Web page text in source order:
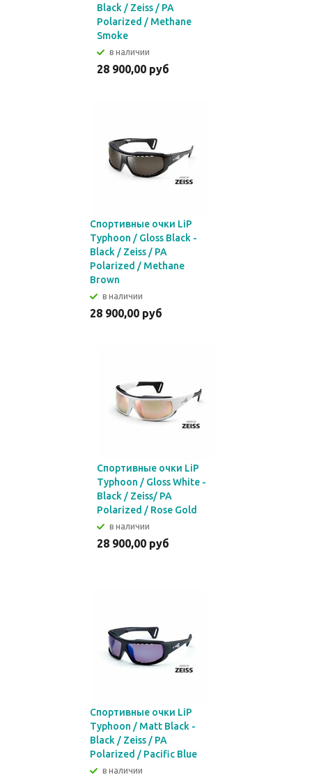
Black / Zeiss / PA
Polarized / Methane
Smoke
в наличии
28 900,00 руб
Спортивные очки LiP
Typhoon / Gloss Black -
Black / Zeiss / PA
Polarized / Methane
Brown
в наличии
28 900,00 руб
Спортивные очки LiP
Typhoon / Gloss White -
Black / Zeiss/ PA
Polarized / Rose Gold
в наличии
28 900,00 руб
Спортивные очки LiP
Typhoon / Matt Black -
Black / Zeiss / PA
Polarized / Pacific Blue
в наличии